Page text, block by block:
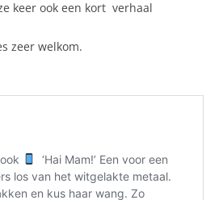
keer ook een kort verhaal
zeer welkom.